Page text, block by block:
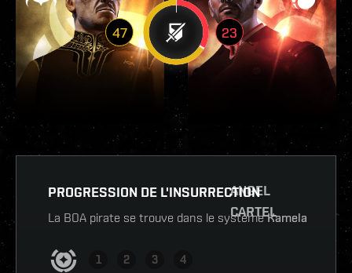
47 23
PROGRESSION DE L'INSURRECTION
La BOA pirate se trouve dans le systèmeKamela
1 2 3
4
ANGEL
CARTEL